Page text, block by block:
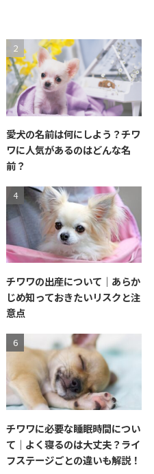
愛犬の名前は何にしよう？チワ
ワに人気があるのはどんな名
前？
チワワの出産について｜あらか
じめ知っておきたいリスクと注
意点
チワワに必要な睡眠時間につい
て｜よく寝るのは大丈夫？ライ
フステージごとの違いも解説！